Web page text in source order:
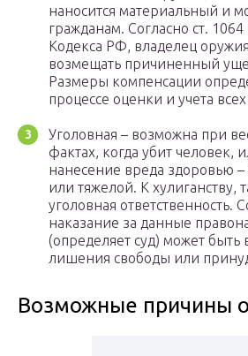
наносится материальный и
гражданам. Согласно ст. 1064
Кодекса РФ, владелец
возмещать причиненный
Размеры компенсации
процессе оценки и учета всех
Уголовная – возможна при
фактах, когда убит человек,
нанесение вреда здоровью –
или тяжелой. К хулиганству,
уголовная ответственность.
наказание за данные
(определяет суд) может
лишения свободы или
Возможные причины